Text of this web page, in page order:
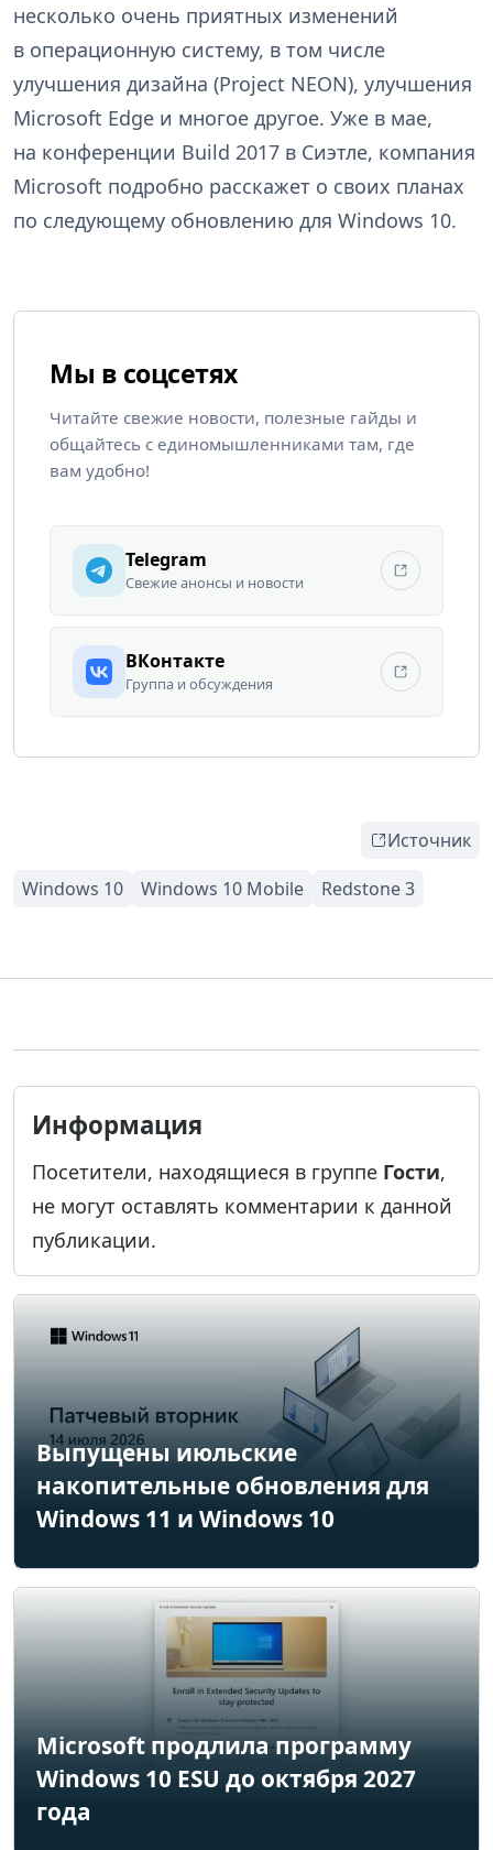
несколько очень приятных изменений
в операционную систему, в том числе
улучшения дизайна (Project NEON), улучшения
Microsoft Edge и многое другое. Уже в мае,
на конференции Build 2017 в Сиэтле, компания
Microsoft подробно расскажет о своих планах
по следующему обновлению для Windows 10.
Мы в соцсетях
Читайте свежие новости, полезные гайды и
общайтесь с единомышленниками там, где
вам удобно!
Telegram
Свежие анонсы и новости
ВКонтакте
Группа и обсуждения
Источник
Информация
Посетители, находящиеся в группе Гости,
не могут оставлять комментарии к данной
публикации.
Выпущены июльские
накопительные обновления для
Windows 11 и Windows 10
Microsoft продлила программу
Windows 10 ESU до октября 2027
года